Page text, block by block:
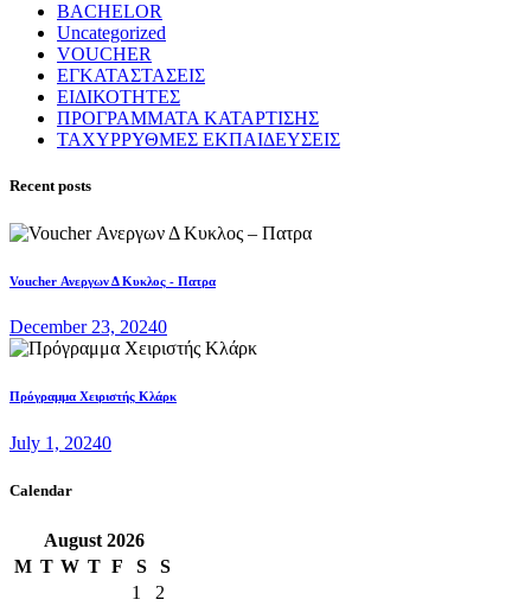
BACHELOR
Uncategorized
VOUCHER
ΕΓΚΑΤΑΣΤΑΣΕΙΣ
ΕΙΔΙΚΟΤΗΤΕΣ
ΠΡΟΓΡΑΜΜΑΤΑ ΚΑΤΑΡΤΙΣΗΣ
ΤΑΧΥΡΡΥΘΜΕΣ ΕΚΠΑΙΔΕΥΣΕΙΣ
Recent posts
Voucher Ανεργων Δ Κυκλος - Πατρα
December 23, 20240
Πρόγραμμα Χειριστής Κλάρκ
July 1, 20240
Calendar
August 2026
M T W T F S
S
1
2